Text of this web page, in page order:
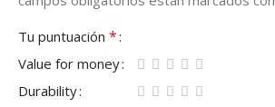
Tu puntuación *
Value for money
Durability